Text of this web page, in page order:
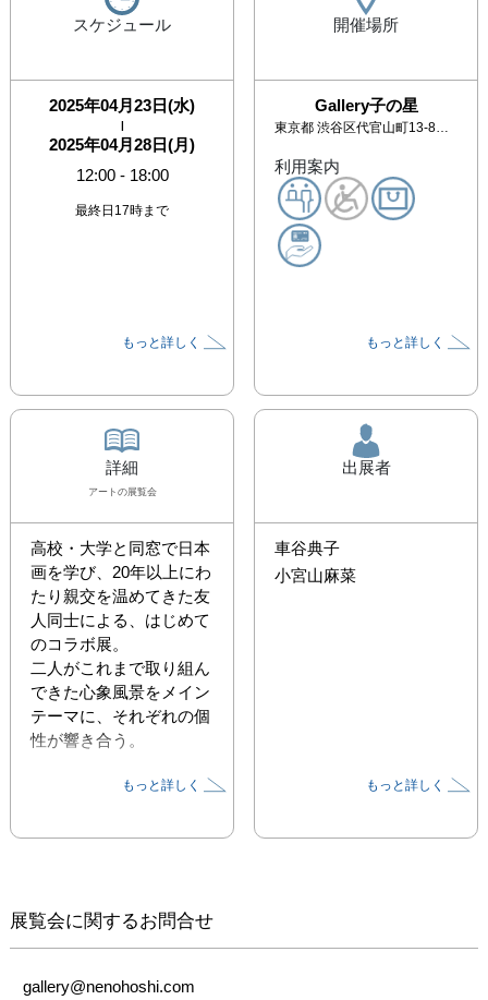
スケジュール
2025年04月23日(水)
|
2025年04月28日(月)
12:00- 18:00
最終日17時まで
もっと詳しく
開催場所
Gallery子の星
東京都 渋谷区代官山町13-8 キャッスルM113
利用案内
もっと詳しく
詳細
アート の展覧会
高校・大学と同窓で日本
画を学び、20年以上にわ
たり親交を温めてきた友
人同士による、はじめて
のコラボ展。
二人がこれまで取り組ん
できた心象風景をメイン
テーマに、それぞれの個
性が響き合う。
もっと詳しく
出展者
車谷典子
小宮山麻菜
もっと詳しく
展覧会に関するお問合せ
gallery@nenohoshi.com